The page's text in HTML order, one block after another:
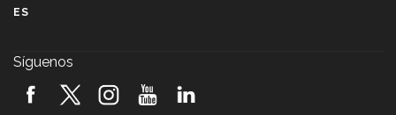
2026! (video)
ES
Síguenos